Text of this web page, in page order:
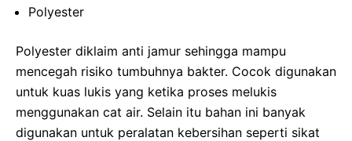
Polyester
Polyester diklaim anti jamur sehingga mampu
mencegah risiko tumbuhnya bakter. Cocok digunakan
untuk kuas lukis yang ketika proses melukis
menggunakan cat air. Selain itu bahan ini banyak
digunakan untuk peralatan kebersihan seperti sikat